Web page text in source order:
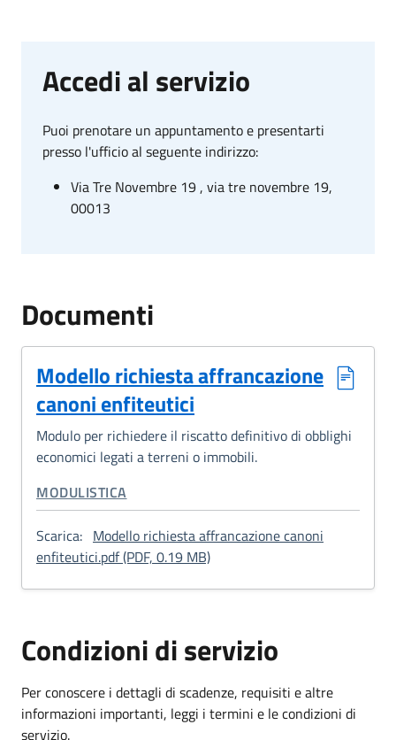
Accedi al servizio
Puoi prenotare un appuntamento e presentarti
presso l'ufficio al seguente indirizzo:
Via Tre Novembre 19 , via tre novembre 19,
00013
Documenti
Modello richiesta affrancazione
canoni enfiteutici
Modulo per richiedere il riscatto definitivo di obblighi
economici legati a terreni o immobili.
CATEGORIA CORRELATA:
MODULISTICA
Scarica: Modello richiesta affrancazione canoni
enfiteutici.pdf (PDF, 0.19 MB): Modello richiesta
Condizioni di servizio
Per conoscere i dettagli di scadenze, requisiti e altre
informazioni importanti, leggi i termini e le condizioni di
servizio.